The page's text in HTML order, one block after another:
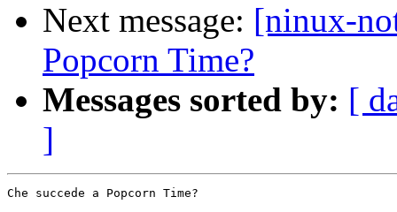
Next message: [ninux-
Popcorn Time?
Messages sorted by: [
]
Che succede a Popcorn Time?